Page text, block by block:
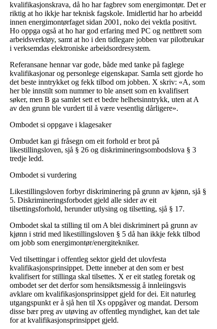
kvalifikasjonskrava, då ho har fagbrev som energimontør. Det er
riktig at ho ikkje har teknisk fagskole. Imidlertid har ho arbeidd
innen energimontørfaget sidan 2001, noko dei vektla positivt.
Ho oppga også at ho har god erfaring med PC og nettbrett som
arbeidsverktøy, samt at ho i den tidlegare jobben var pilotbrukar
i verksemdas elektroniske arbeidsordresystem.
Referansane hennar var gode, både med tanke på faglege
kvalifikasjonar og personlege eigenskapar. Samla sett gjorde ho
det beste inntrykket og fekk tilbod om jobben. X skriv: «A, som
her ble innstilt som nummer to ble ansett som en kvalifisert
søker, men B ga samlet sett et bedre helhetsinntrykk, uten at A
av den grunn ble vurdert til å være vesentlig dårligere».
Ombodet si oppgave i klagesaker
Ombudet kan gi fråsegn om eit forhold er brot på
likestillingsloven, sjå § 26 og diskrimineringsombodslova § 3
tredje ledd.
Ombodet si vurdering
Likestillingsloven forbyr diskriminering på grunn av kjønn, sjå §
5. Diskrimineringsforbodet gjeld alle sider av eit
tilsettingsforhold, herunder utlysing og tilsetting, sjå § 17.
Ombodet skal ta stilling til om A blei diskriminert på grunn av
kjønn i strid med likestillingsloven § 5 då han ikkje fekk tilbod
om jobb som energimontør/energitekniker.
Ved tilsettingar i offentleg sektor gjeld det ulovfesta
kvalifikasjonsprinsippet. Dette inneber at den som er best
kvalifisert for stillinga skal tilsettes. X er eit statleg foretak og
ombodet ser det derfor som hensiktsmessig å innleiingsvis
avklare om kvalifikasjonsprinsippet gjeld for dei. Eit naturleg
utgangspunkt er å sjå hen til Xs oppgåver og mandat. Dersom
disse bær preg av utøving av offentleg myndighet, kan det tale
for at kvalifikasjonsprinsippet gjeld.